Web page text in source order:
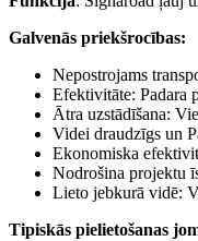
Galvenās priekšrocības:
Nepostrojams
Efektivitāte: Padara
Ātra uzstādīšana:
Videi draudzīgs un
Ekonomiska
Nodrošina projektu
Lieto jebkurā vidē:
Tipiskās pielietošanas